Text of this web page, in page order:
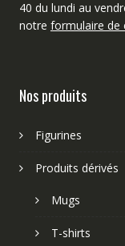
40 du lundi au
notre formulaire de
Nos produits
Figurines
Produits dérivés
Mugs
T-shirts